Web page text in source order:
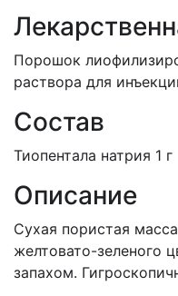
Порошок
раствора для
Состав
Тиопентала натрия 1 г
Описание
Сухая пористая
желтовато-зеленого
запахом.